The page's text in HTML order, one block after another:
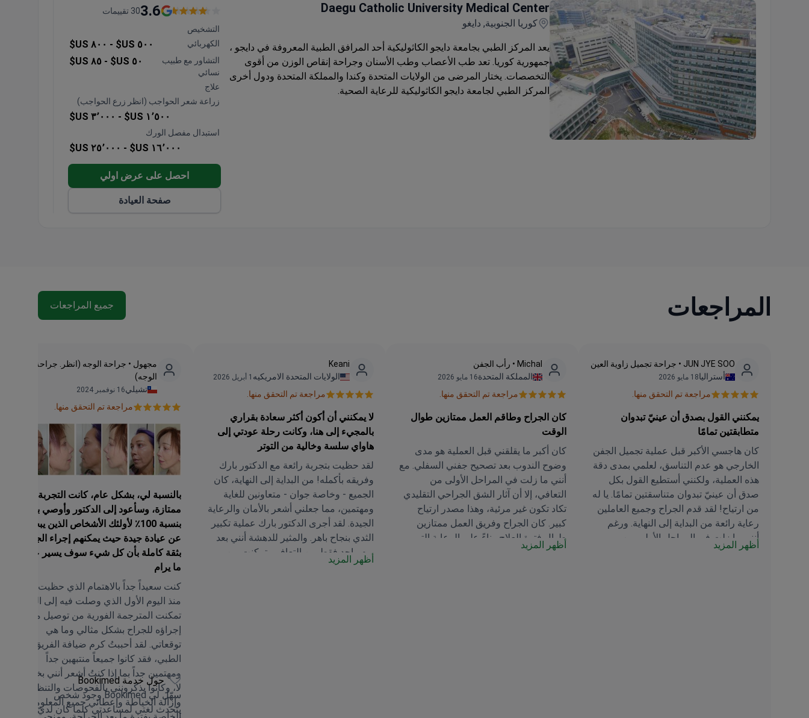
Daegu Catholic University Medical Center
كوريا الجنوبية, دايغو
يعد المركز الطبي بجامعة دايجو الكاثوليكية أحد المرافق الطبية المعروفة في دايجو ،
جمهورية كوريا. تعد طب الأعصاب وطب الأسنان وجراحة إنقاص الوزن من أقوى
التخصصات. يختار المرضى من الولايات المتحدة وكندا والمملكة المتحدة ودول أخرى
المركز الطبي لجامعة دايجو الكاثوليكية للرعاية الصحية.
3.630 تقييمات
التشخيص
الكهربائي
٥٠٠ US$ - ٨٠٠ US$
التشاور مع طبيب
نسائي
٥٠ US$ - ٨٥ US$
علاج
زراعة شعر الحواجب (انظر زرع الحواجب)
١٬٥٠٠ US$ - ٣٬٠٠٠ US$
استبدال مفصل الورك
١٦٬٠٠٠ US$ - ٢٥٬٠٠٠ US$
احصل على عرض اولي
صفحة العيادة
المراجعات جميع المراجعات
JUN JYE SOO • جراحة تجميل زاوية العين
أستراليا18 مايو 2026
مراجعة تم التحقق منها.
يمكنني القول بصدق أن عينيّ تبدوان
متطابقتين تمامًا
كان هاجسي الأكبر قبل عملية تجميل الجفن
الخارجي هو عدم التناسق، لعلمي بمدى دقة
هذه العملية، ولكنني أستطيع القول بكل
صدق أن عينيّ تبدوان متناسقتين تمامًا. يا له
من ارتياح! لقد قدم الجراح وجميع العاملين
رعاية رائعة من البداية إلى النهاية. ورغم
أنني ما زلت في المراحل الأولى من
التعافي، إلا أن شكل الجفن قريب جدًا من
أظهر المزيد
Michal • رأب الجفن
المملكة المتحدة16 مايو 2026
مراجعة تم التحقق منها.
كان الجراح وطاقم العمل ممتازين طوال
الوقت
كان أكبر ما يقلقني قبل العملية هو مدى
وضوح الندوب بعد تصحيح جفني السفلي. مع
أنني ما زلت في المراحل الأولى من
التعافي، إلا أن آثار الشق الجراحي التقليدي
تكاد تكون غير مرئية، وهذا مصدر ارتياح
كبير. كان الجراح وفريق العمل ممتازين
طوال فترة العلاج. بناءً على الرعاية التي
تلقيتها والنتائج الأولية، أنا راضية جدًا عن
أظهر المزيد
Keani
الولايات المتحدة الامريكيه 1 أبريل 2026
مراجعة تم التحقق منها.
لا يمكنني أن أكون أكثر سعادة بقراري
بالمجيء إلى هنا، وكانت رحلة عودتي إلى
هاواي سلسة وخالية من التوتر
لقد حظيت بتجربة رائعة مع الدكتور بارك
وفريقه بأكمله! من البداية إلى النهاية، كان
الجميع - وخاصة جوان - متعاونين للغاية
ومهتمين، مما جعلني أشعر بالأمان والرعاية
الجيدة. لقد أجرى الدكتور بارك عملية تكبير
الثدي بنجاح باهر. والمثير للدهشة أنني بعد
يوم واحد فقط من التعافي، تمكنت من
التجول في سيول، واستخدام وسائل النقل
أظهر المزيد
مجهول • جراحة الوجه (انظر. جراحة شد
الوجه)
تشيلي16 نوفمبر 2024
مراجعة تم التحقق منها.
بالنسبة لي، بشكل عام، كانت التجربة
ممتازة، وسأعود إلى الدكتور وأوصي به
بنسبة 100٪ لأولئك الأشخاص الذين يبحثون
عن عيادة جيدة حيث يمكنهم إجراء الجراحة
بثقة كاملة بأن كل شيء سوف يسير على
ما يرام
كنت سعيداً جداً بالاهتمام الذي حظيت به
منذ اليوم الأول الذي وصلت فيه إلى العيادة.
تمكنت المترجمة الفورية من توصيل ما أريد
إجراؤه للجراح بشكل مثالي وما هي
توقعاتي. لقد أحببتُ كرم ضيافة الفريق
الطبي، فقد كانوا جميعاً منتبهين جداً
ومهتمين جداً بما إذا كنتُ أشعر أنني بخير أم
لا، وكانوا يذكرونني بالفحوصات والتنظيف
وإزالة الخياطة وإعطائي جميع المعلومات
حول خدمة Bookimed
سهّل لي Bookimed وجود شخص
يتحدث لغتي لمساعدتي كلما كان لديّ